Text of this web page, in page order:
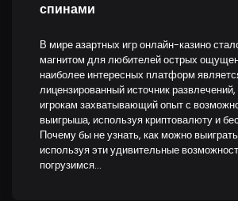
спинами
В мире азартных игр онлайн-казино
магнитом для любителей острых
наиболее интересных платформ
лицензированный источник
игрокам захватывающий опыт с
выигрыша, используя криптовалюту и
Почему бы не узнать, как можно
используя эти удивительные
погрузимся…